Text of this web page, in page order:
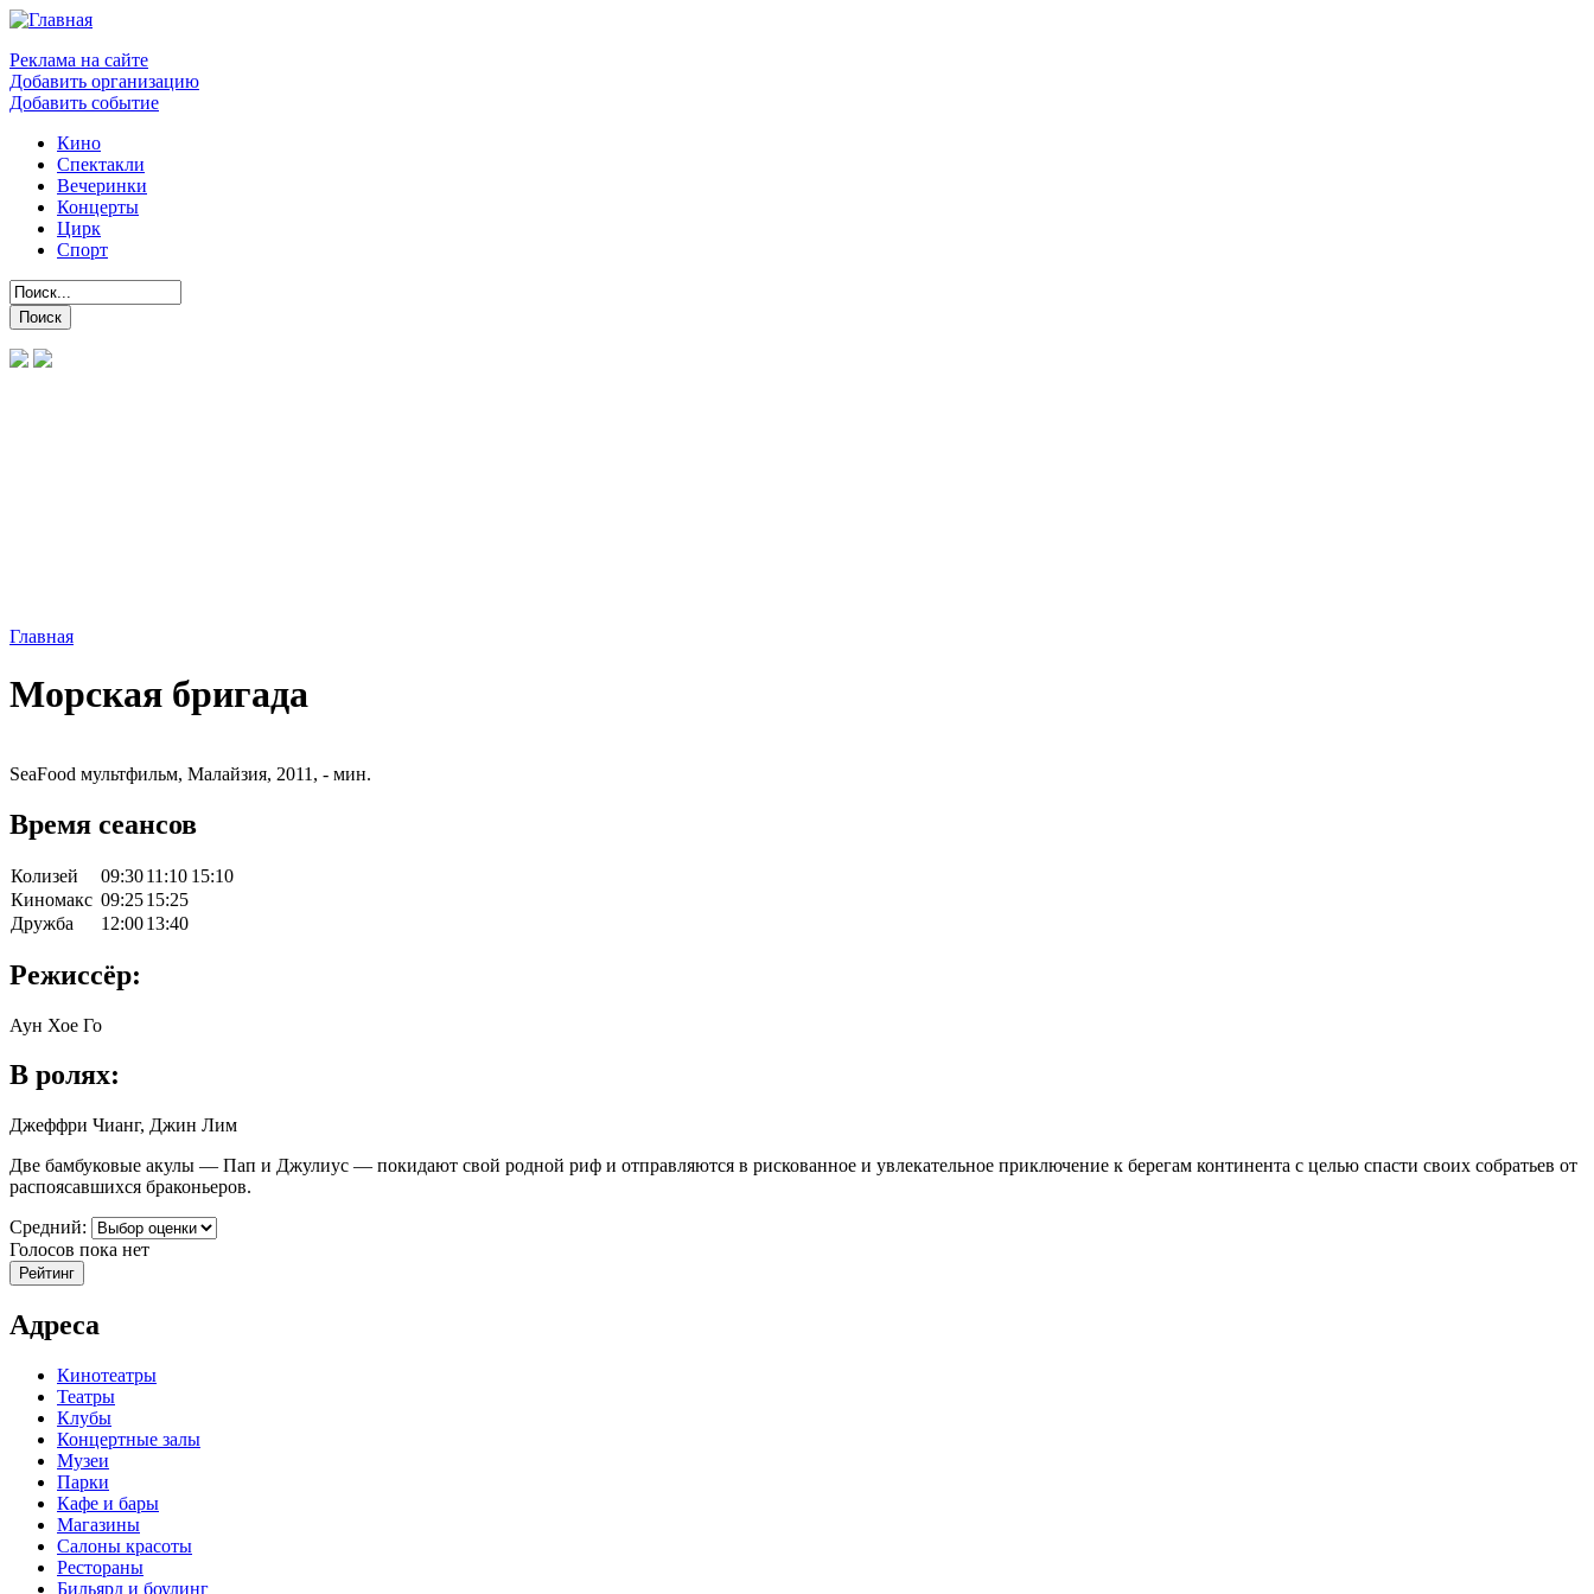
Реклама на сайте
Добавить организацию
Добавить событие
Кино
Спектакли
Вечеринки
Концерты
Цирк
Спорт
Главная
Морская бригада
SeaFood мультфильм, Малайзия, 2011, - мин.
Время сеансов
Колизей 09:3011:10 15:10
Киномакс 09:2515:25
Дружба
12:0013:40
Режиссёр:
Аун Хое Го
В ролях:
Джеффри Чианг, Джин Лим
Две бамбуковые акулы — Пап и Джулиус — покидают свой родной риф и отправляются в рискованное и увлекательное приключение к берегам континента с целью спасти своих собратьев от
распоясавшихся браконьеров.
Средний:
Голосов пока нет
Адреса
Кинотеатры
Театры
Клубы
Концертные залы
Музеи
Парки
Кафе и бары
Магазины
Салоны красоты
Рестораны
Бильярд и боулинг